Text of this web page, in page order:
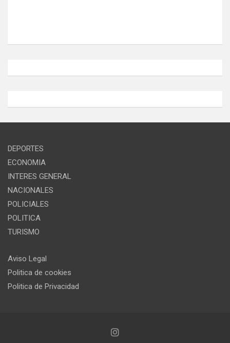
DEPORTES
ECONOMIA
INTERES GENERAL
NACIONALES
POLICIALES
POLITICA
TURISMO
Aviso Legal
Politica de cookies
Politica de Privacidad